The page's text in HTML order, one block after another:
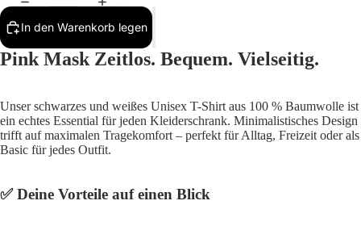
In den Warenkorb legen
Pink Mask Zeitlos. Bequem. Vielseitig.
Unser schwarzes und weißes Unisex T-Shirt aus 100 % Baumwolle ist
ein echtes Essential für jeden Kleiderschrank. Minimalistisches Design
trifft auf maximalen Tragekomfort – perfekt für Alltag, Freizeit oder als
Basic für jedes Outfit.
✅ Deine Vorteile auf einen Blick